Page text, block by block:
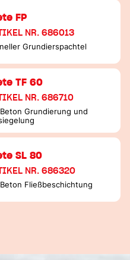
FP
NR. 686013
Grundierspachtel
TF 60
NR. 686710
Grundierung und
SL 80
NR. 686320
Fließbeschichtung